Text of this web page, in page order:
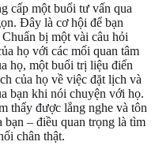
cấp một buổi tư vấn qua
Đây là cơ hội để bạn
bị một vài câu hỏi
họ với các mối quan tâm
họ, một buổi trị liệu điển
của họ về việc đặt lịch và
bạn khi nói chuyện với họ.
thấy được lắng nghe và tôn
– điều quan trọng là tìm
chân thật.